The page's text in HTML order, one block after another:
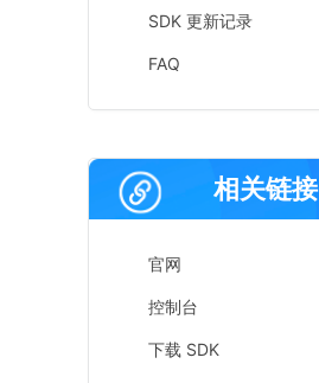
SDK 更新记录
FAQ
相关链接
官网
控制台
下载 SDK